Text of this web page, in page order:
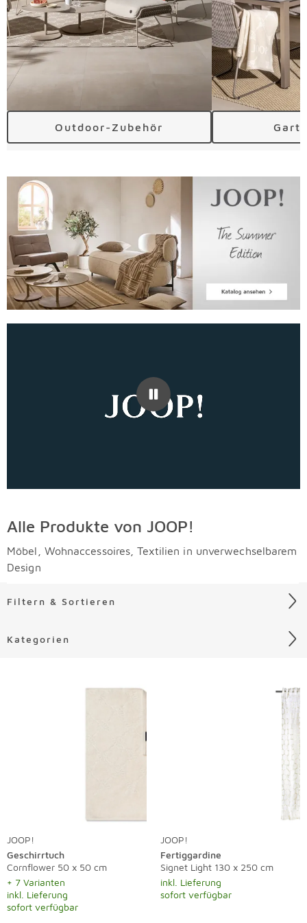
Outdoor-Zubehör
Alle Produkte von JOOP!
Möbel, Wohnaccessoires, Textilien in unverwechselbarem
Design
Filtern & Sortieren
Kategorien
JOOP!
Geschirrtuch
Cornflower 50 x 50 cm
+ 7 Varianten
inkl. Lieferung
sofort verfügbar
JOOP!
Fertiggardine
Signet Light 130 x 250 cm
inkl. Lieferung
sofort verfügbar